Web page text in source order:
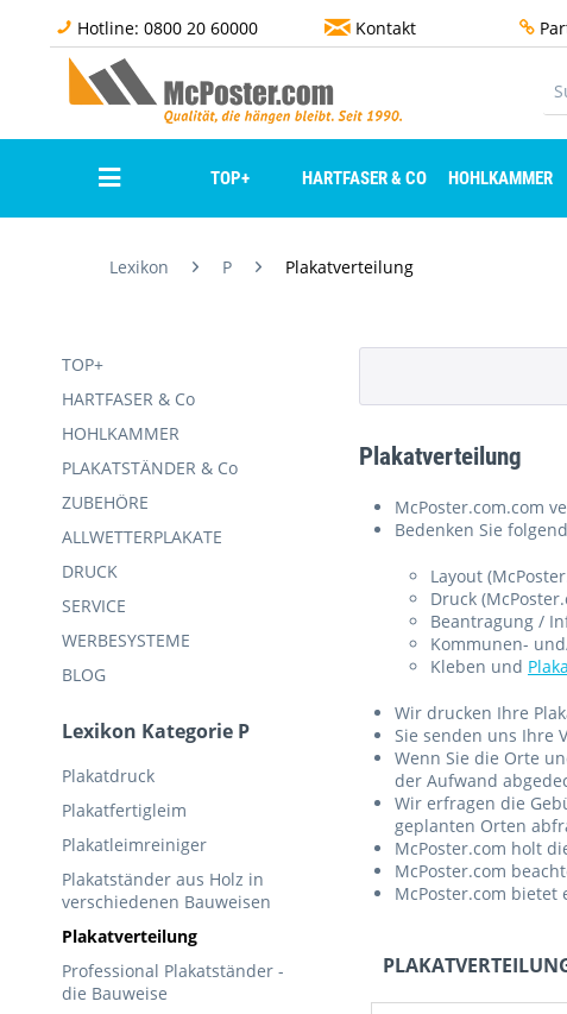
Hotline: 0800 20 60000 Kontakt
TOP+ HARTFASER & CO HOHLKAMMER
Lexikon P Plakatverteilung
TOP+
HARTFASER & Co
HOHLKAMMER
PLAKATSTÄNDER & Co
ZUBEHÖRE
ALLWETTERPLAKATE
DRUCK
SERVICE
WERBESYSTEME
BLOG
Lexikon Kategorie P
Plakatdruck
Plakatfertigleim
Plakatleimreiniger
Plakatständer aus Holz in
verschiedenen Bauweisen
Plakatverteilung
Professional Plakatständer -
die Bauweise
Plakatverteilung
McPoster.com.com
Bedenken Sie
Layout
Druck
Beantragung /
Kommunen-
Kleben und
Wir drucken Ihre
Sie senden uns Ihre
Wenn Sie die Orte
der Aufwand
Wir erfragen die
geplanten Orten
McPoster.com holt
McPoster.com
McPoster.com